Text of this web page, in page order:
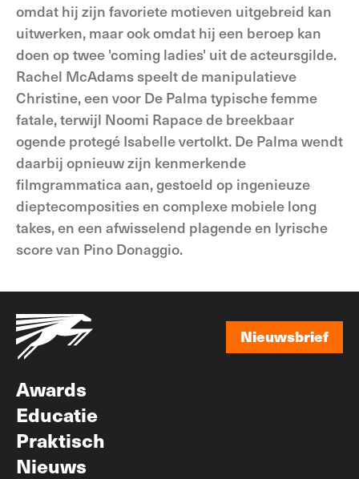
omdat hij zijn favoriete motieven uitgebreid kan
uitwerken, maar ook omdat hij een beroep kan
doen op twee 'coming ladies' uit de acteursgilde.
Rachel McAdams speelt de manipulatieve
Christine, een voor De Palma typische femme
fatale, terwijl Noomi Rapace de breekbaar
ogende protegé Isabelle vertolkt. De Palma wendt
daarbij opnieuw zijn kenmerkende
filmgrammatica aan, gestoeld op ingenieuze
dieptecomposities en complexe mobiele long
takes, en een afwisselend plagende en lyrische
score van Pino Donaggio.
Nieuwsbrief
Awards
Educatie
Praktisch
Nieuws